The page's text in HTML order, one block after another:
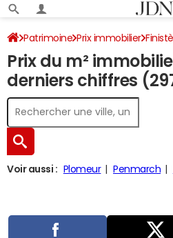
Patrimoine Prix immobilier
Prix du m²
derniers chiffres
Voir aussi : Plomeur Penmarch